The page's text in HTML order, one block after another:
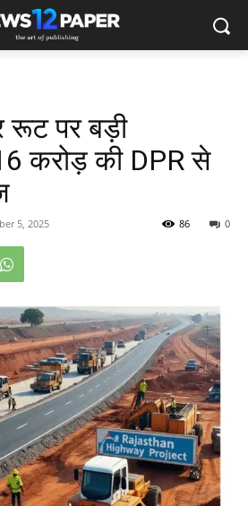
रूट पर बड़ी
करोड़ की DPR से
5, 2025 0
86